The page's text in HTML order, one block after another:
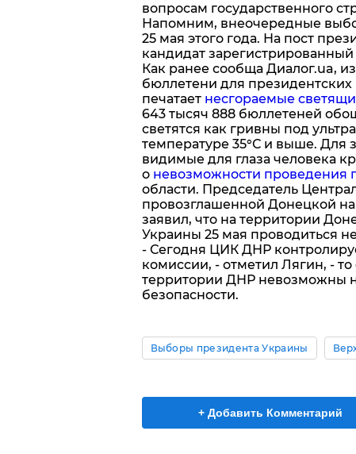
вопросам государственного
Напомним, внеочередные
25 мая этого года. На пост
кандидат
Как ранее сообща Диалог.ua,
бюллетени для
печатает несгораемые
643 тысяч 888 бюллетеней
светятся как гривны под
температуре 35°С и выше.
видимые для глаза человека
о невозможности проведения
области. Председатель
провозглашенной Донецкой
заявил, что на территории
Украины 25 мая проводиться
- Сегодня ЦИК ДНР
комиссии, - отметил Лягин, -
территории ДНР невозможны
безопасности.
Выборы президента Украины
+ Добавить Комментарий